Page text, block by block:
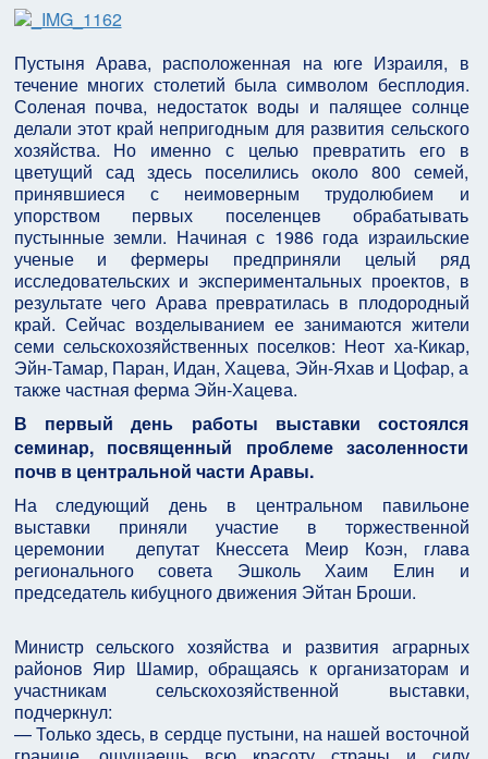
Пустыня Арава, расположенная на юге Израиля, в
течение многих столетий была символом бесплодия.
Соленая почва, недостаток воды и палящее солнце
делали этот край непригодным для развития сельского
хозяйства. Но именно с целью превратить его в
цветущий сад здесь поселились около 800 семей,
принявшиеся с неимоверным трудолюбием и
упорством первых поселенцев обрабатывать
пустынные земли. Начиная с 1986 года израильские
ученые и фермеры предприняли целый ряд
исследовательских и экспериментальных проектов, в
результате чего Арава превратилась в плодородный
край. Сейчас возделыванием ее занимаются жители
семи сельскохозяйственных поселков: Неот ха-Кикар,
Эйн-Тамар, Паран, Идан, Хацева, Эйн-Яхав и Цофар, а
также частная ферма Эйн-Хацева.
В первый день работы выставки состоялся
семинар, посвященный проблеме засоленности
почв в центральной части Аравы.
На следующий день в центральном павильоне
выставки приняли участие в торжественной
церемонии депутат Кнессета Меир Коэн, глава
регионального совета Эшколь Хаим Елин и
председатель кибуцного движения Эйтан Броши.
Министр сельского хозяйства и развития аграрных
районов Яир Шамир, обращаясь к организаторам и
участникам сельскохозяйственной выставки,
подчеркнул:
— Только здесь, в сердце пустыни, на нашей восточной